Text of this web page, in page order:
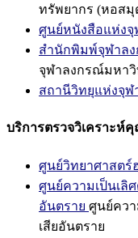
ทรัพยากร (หอสมุ
ศูนย์หนังสือแห่งจุ
สำนักพิมพ์จุฬาล
จุฬาลงกรณ์มหาวิ
สถานีวิทยุแห่งจุฬ
บริการตรวจวิเคราะห์
ศูนย์วิทยาศาสตร์
ศูนย์ความเป็นเลิ
อันตราย ศูนย์ควา
เสียอันตราย